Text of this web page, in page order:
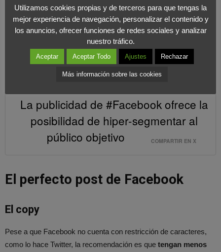
aplicaciones que existen en el mercado para grabar vídeos,
hacer fotografías o elaborar montajes, hacen relativamente fácil
este trabajo. Es más, el propioInstagram cuenta con la
aplicación Boomerang, que convierte ráfagas de fotos en
vídeos cíclicos o hyperlapse, que
estabiliza las imágenes
La publicidad de #Facebook ofrece la
posibilidad de hiper-segmentar al
público objetivo
COMPARTIR EN X
El perfecto post de Facebook
El copy
Pese a que Facebook no cuenta con restricción de caracteres,
como lo hace Twitter, la recomendación es que tengan menos
Utilizamos cookies propias y de terceros para que tengas la
mejor experiencia de navegación, personalizar el contenido y
los anuncios, ofrecer funciones de redes sociales y analizar
nuestro tráfico.
Aceptar Aceptar Todo Ajustes Rechazar
Más información sobre las cookies